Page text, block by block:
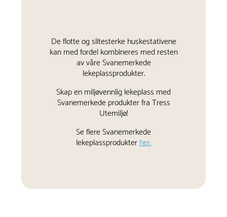
De flotte og slitesterke huskestativene
kan med fordel kombineres med resten
av våre Svanemerkede
lekeplassprodukter.
Skap en miljøvennlig lekeplass med
Svanemerkede produkter fra Tress
Utemiljø!
Se flere Svanemerkede
lekeplassprodukterher.